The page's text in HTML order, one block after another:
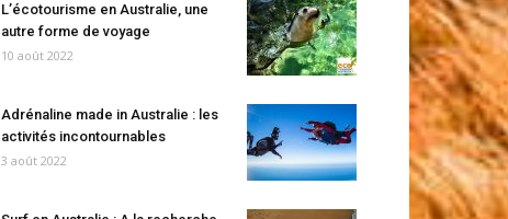
L’écotourisme en Australie, une
autre forme de voyage
10 août 2022
Adrénaline made in Australie : les
activités incontournables
3 août 2022